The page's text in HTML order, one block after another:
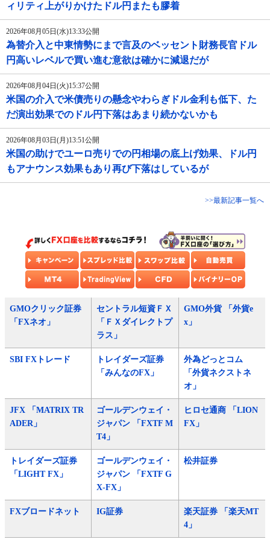
ィリティ上がりかけたドル円またも膠着
2026年08月05日(水)13:33公開
為替介入と中東情勢にまで言及のベッセント財務長官ドル
円高いレベルで買い進む意欲は確かに減退だが
2026年08月04日(火)15:37公開
米国の介入で米債売りの懸念やわらぎドル金利も低下、た
だ演出効果でのドル円下落はあまり続かないかも
2026年08月03日(月)13:51公開
米国の助けでユーロ売りでの円相場の底上げ効果、ドル円
もアナウンス効果もあり再び下落はしているが
>>最新記事一覧へ
GMOクリック証券
「FXネオ」
セントラル短資ＦＸ
「ＦＸダイレクトプ
ラス」
GMO外貨 「外貨e
x」
SBI FXトレード
トレイダーズ証券
「みんなのFX」
外為どっとコム
「外貨ネクストネ
オ」
JFX 「MATRIX TR
ADER」
ゴールデンウェイ・
ジャパン 「FXTF M
T4」
ヒロセ通商 「LION
FX」
トレイダーズ証券
「LIGHT FX」
ゴールデンウェイ・
ジャパン 「FXTF G
X-FX」
松井証券
FXブロードネット IG証券
楽天証券 「楽天MT
4」